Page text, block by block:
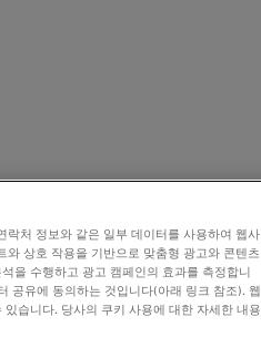
처 정보와 같은 일부 데이터를 사용하여 웹사
상호 작용을 기반으로 맞춤형 광고와 콘텐츠
을 수행하고 광고 캠페인의 효과를 측정합니
공유에 동의하는 것입니다(아래 링크 참조). 웹
습니다. 당사의 쿠키 사용에 대한 자세한 내용